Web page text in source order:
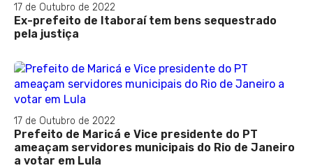
17 de Outubro de 2022
Ex-prefeito de Itaboraí tem bens sequestrado
pela justiça
17 de Outubro de 2022
Prefeito de Maricá e Vice presidente do PT
ameaçam servidores municipais do Rio de Janeiro
a votar em Lula